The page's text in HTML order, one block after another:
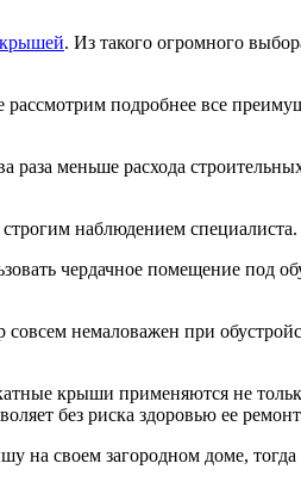
крышей. Из такого огромного
подробнее все
меньше расхода
наблюдением специалиста.
чердачное помещение под
совсем немаловажен при
крыши применяются не
без риска здоровью ее
своем загородном доме, тогда